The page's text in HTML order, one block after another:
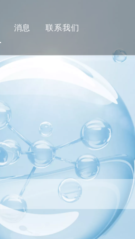
加剂
理产品原料
墨
消息 联系我们